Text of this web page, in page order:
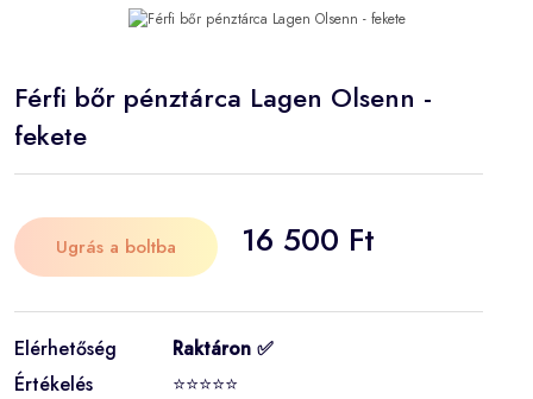
Férfi bőr pénztárca Lagen Olsenn -
fekete
Ugrás a boltba 16 500 Ft
Elérhetőség
Raktáron ✅
Értékelés
⭐⭐⭐⭐⭐